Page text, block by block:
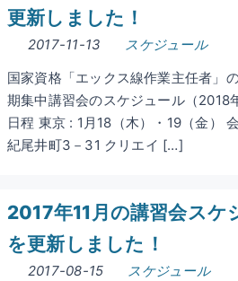
更新しました！
2017-11-13
スケジュール
国家資格「エックス線作業主任者」
期集中講習会のスケジュール（2018
日程 東京 : 1月18（木）・19（金）
紀尾井町3－31 クリエイ […]
2017年11月の講習会スケ
を更新しました！
2017-08-15 スケジュール